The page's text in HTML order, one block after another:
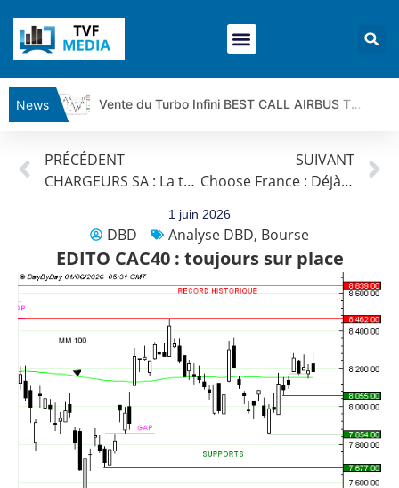
News
Vente du Turbo Infini BEST CALL AIRBUS TY80V à 3,45 € (+118 %)
Vente du Turbo infini BEST PUT COINBASE WO83V à 0,51 € (+46 %)
DAX40 : Poursuite de la croissance ? | Erick Sebban – Chrono DAX
CAPGEMINI : Un signal haussier avant les résultats ? | Daniel Cohen de Lara – Market Movers
TELEPERFORMANCE : Faut-il acheter avant les résultats ? | Daniel Cohen de Lara – Market Movers
CAC 40 : Vers un nouveau record ? Analyse avant la décision de la Fed | Denis Desclos – Chrono CAC
Bernard Prats-Desclaux : Penser les marchés à l’ère des ruptures | Interview Littéraire
S&P500 : Des records, mais toujours de la vigueur | Ludovick Bertola – Les Echos de Wall Street
PRÉCÉDENT
CHARGEURS SA : La tendance de fond est clairement orientée à la baisse.
SUIVANT
Choose France : Déjà des investissements record | par Roselyne Pagès
1 juin 2026
DBD Analyse DBD, Bourse
EDITO CAC40 : toujours sur place